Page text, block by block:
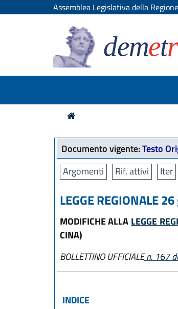
Assemblea Legislativa della
demetr
Documento vigente:Testo
Argomenti
Rif. attivi Iter
LEGGE REGIONALE
MODIFICHE ALLA LEGGE
CINA)
BOLLETTINO UFFICIALEn. 167
INDICE